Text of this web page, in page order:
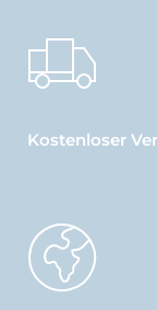
Kostenloser